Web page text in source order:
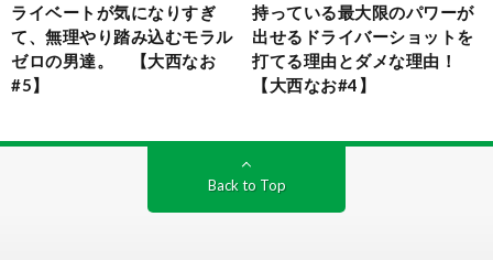
ライベートが気になりすぎ
て、無理やり踏み込むモラル
ゼロの男達。 【大西なお
#5】
持っている最大限のパワーが
出せるドライバーショットを
打てる理由とダメな理由！
【大西なお#4】
Back to Top